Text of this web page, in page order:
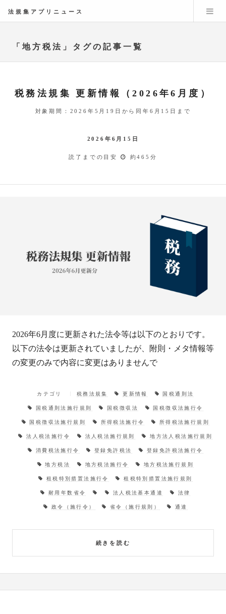
法規集アプリニュース
「地方税法」タグの記事一覧
税務法規集 更新情報（2026年6月度）
対象期間：2026年5月19日から同年6月15日まで
2026年6月15日
読了までの目安 約465分
2026年6月度に更新された法令等は以下のとおりです。
以下の法令は更新されていましたが、附則・メタ情報等
の変更のみで内容に変更はありませんで
続きを読む
カテゴリ 税務法規集 更新情報 国税通則法
国税通則法施行規則 国税徴収法 国税徴収法施行令
国税徴収法施行規則 所得税法施行令 所得税法施行規則
法人税法施行令 法人税法施行規則 地方法人税法施行規則
消費税法施行令 登録免許税法 登録免許税法施行令
地方税法 地方税法施行令 地方税法施行規則
租税特別措置法施行令 租税特別措置法施行規則
耐用年数省令 法人税法基本通達 法律
政令（施行令） 省令（施行規則） 通達